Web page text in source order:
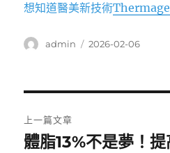
想知道醫美新技術
作
admin
發
2026-02-06
章
上一篇文章
上
體脂13%不是夢！